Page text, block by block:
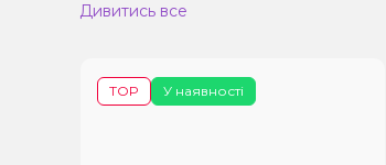
Дивитись все
У наявності
TOP